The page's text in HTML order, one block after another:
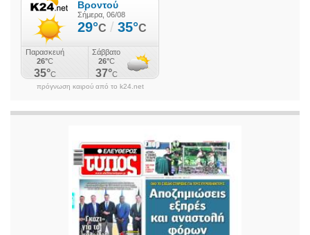
o
o
k
e
r
πρόγνωση καιρού από το k24.net